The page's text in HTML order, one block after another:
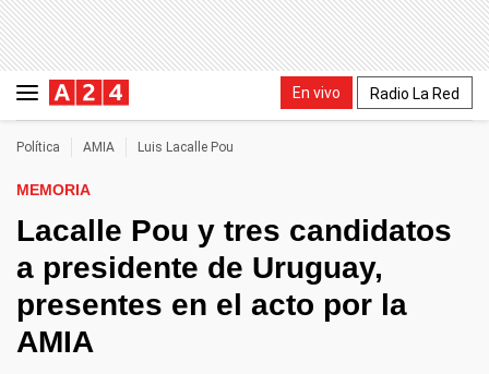
En vivo Radio La Red
Política AMIA Luis Lacalle Pou
MEMORIA
Lacalle Pou y tres candidatos
a presidente de Uruguay,
presentes en el acto por la
AMIA